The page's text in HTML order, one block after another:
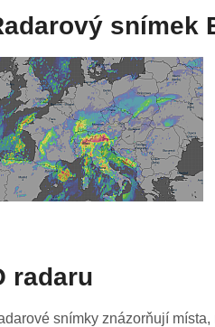
snímek
radaru
snímky znázorňují